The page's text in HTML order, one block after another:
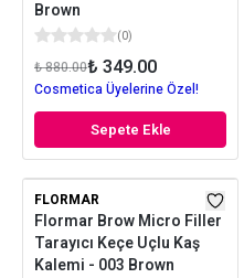
Brown
(0)
₺ 880.00₺ 349.00
Cosmetica Üyelerine Özel!
Sepete Ekle
FLORMAR
Flormar Brow Micro Filler
Tarayıcı Keçe Uçlu Kaş
Kalemi - 003 Brown